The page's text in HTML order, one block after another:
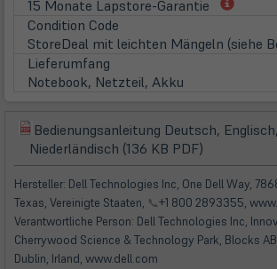
15 Monate Lapstore-Garantie
(öffnet
neuem
Condition Code
StoreDeal mit leichten Mängeln (siehe
Lieferumfang
Notebook, Netzteil, Akku
(öffnet
in
neuem
Tab)
Bedienungsanleitung Deutsch,
Niederländisch (136 KB PDF)
in
neuem
Tab)
Hersteller: Dell Technologies Inc, One Dell Way,
Texas, Vereinigte Staaten, 📞+1 800 2893355,
Verantwortliche Person: Dell Technologies Inc,
Cherrywood Science & Technology Park, Blocks AB
Dublin, Irland, www.dell.com